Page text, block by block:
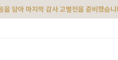
담아 마지막 감사 고별전을 준비했습